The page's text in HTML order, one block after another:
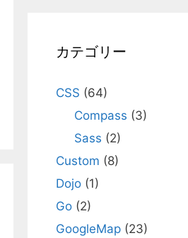
カテゴリー
CSS (64)
Compass (3)
Sass (2)
Custom (8)
Dojo (1)
Go (2)
GoogleMap (23)